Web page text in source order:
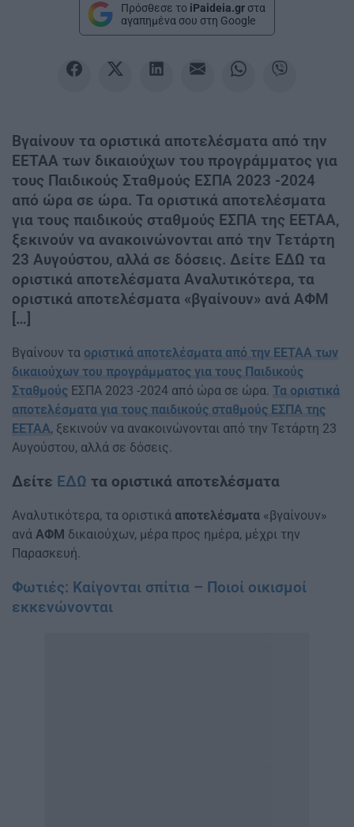
Πρόσθεσε το iPaideia.gr στα
αγαπημένα σου στη Google
Βγαίνουν τα οριστικά αποτελέσματα από την
ΕΕΤΑΑ των δικαιούχων του προγράμματος για
τους Παιδικούς Σταθμούς ΕΣΠΑ 2023 -2024
από ώρα σε ώρα. Τα οριστικά αποτελέσματα
για τους παιδικούς σταθμούς ΕΣΠΑ της ΕΕΤΑΑ,
ξεκινούν να ανακοινώνονται από την Τετάρτη
23 Αυγούστου, αλλά σε δόσεις. Δείτε ΕΔΩ τα
οριστικά αποτελέσματα Αναλυτικότερα, τα
οριστικά αποτελέσματα «βγαίνουν» ανά ΑΦΜ
[…]
Βγαίνουν τα οριστικά αποτελέσματα από την ΕΕΤΑΑ των
δικαιούχων του προγράμματος για τους Παιδικούς
Σταθμούς ΕΣΠΑ 2023 -2024 από ώρα σε ώρα. Τα οριστικά
αποτελέσματα για τους παιδικούς σταθμούς ΕΣΠΑ της
ΕΕΤΑΑ, ξεκινούν να ανακοινώνονται από την Τετάρτη 23
Αυγούστου, αλλά σε δόσεις.
Δείτε ΕΔΩ τα οριστικά αποτελέσματα
Αναλυτικότερα, τα οριστικά αποτελέσματα «βγαίνουν»
ανά ΑΦΜ δικαιούχων, μέρα προς ημέρα, μέχρι την
Παρασκευή.
Φωτιές: Καίγονται σπίτια – Ποιοί οικισμοί
εκκενώνονται